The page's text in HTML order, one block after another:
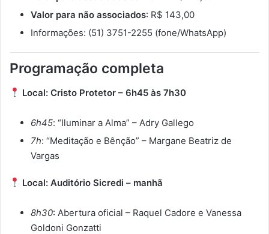
Valor para não associados: R$ 143,00
Informações: (51) 3751-2255 (fone/WhatsApp)
Programação completa
Local: Cristo Protetor – 6h45 às 7h30
6h45: “Iluminar a Alma” – Adry Gallego
7h: “Meditação e Bênção” – Margane Beatriz de
Vargas
Local: Auditório Sicredi – manhã
8h30: Abertura oficial – Raquel Cadore e Vanessa
Goldoni Gonzatti